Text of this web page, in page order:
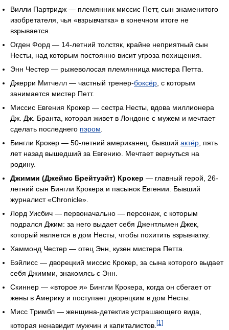
Вилли Партридж — племянник миссис Петт, сын знаменитого
изобретателя, чья «взрывчатка» в конечном итоге не
взрывается.
Огден Форд — 14-летний толстяк, крайне неприятный сын
Несты, над которым постоянно висит угроза похищения.
Энн Честер — рыжеволосая племянница мистера Петта.
Джерри Митчелл — частный тренер-боксёр, с которым
занимается мистер Петт.
Миссис Евгения Крокер — сестра Несты, вдова миллионера
Дж. Дж. Бранта, которая живет в Лондоне с мужем и мечтает
сделать последнего пэром.
Бингли Крокер — 50-летний американец, бывший актёр, пять
лет назад вышедший за Евгению. Мечтает вернуться на
родину.
Джимми (Джеймс Брейтуэйт) Крокер — главный герой, 26-
летний сын Бингли Крокера и пасынок Евгении. Бывший
журналист «Chronicle».
Лорд Уисбич — первоначально — персонаж, с которым
подрался Джим: за него выдает себя Джентльмен Джек,
который является в дом Несты, чтобы похитить взрывчатку.
Хаммонд Честер — отец Энн, кузен мистера Петта.
Бэйлисс — дворецкий миссис Крокер, за сына которого выдает
себя Джимми, знакомясь с Энн.
Скиннер — «второе я» Бингли Крокера, когда он сбегает от
жены в Америку и поступает дворецким в дом Несты.
Мисс Тримбл — женщина-детектив устрашающего вида,
которая ненавидит мужчин и капиталистов. [1]